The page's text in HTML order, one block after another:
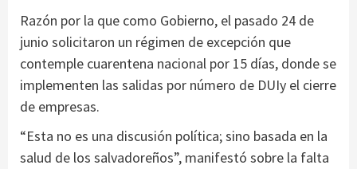
Razón por la que como Gobierno, el pasado 24 de
junio solicitaron un régimen de excepción que
contemple cuarentena nacional por 15 días, donde se
implementen las salidas por número de DUIy el cierre
de empresas.
“Esta no es una discusión política; sino basada en la
salud de los salvadoreños”, manifestó sobre la falta